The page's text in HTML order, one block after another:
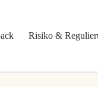
Risiko &